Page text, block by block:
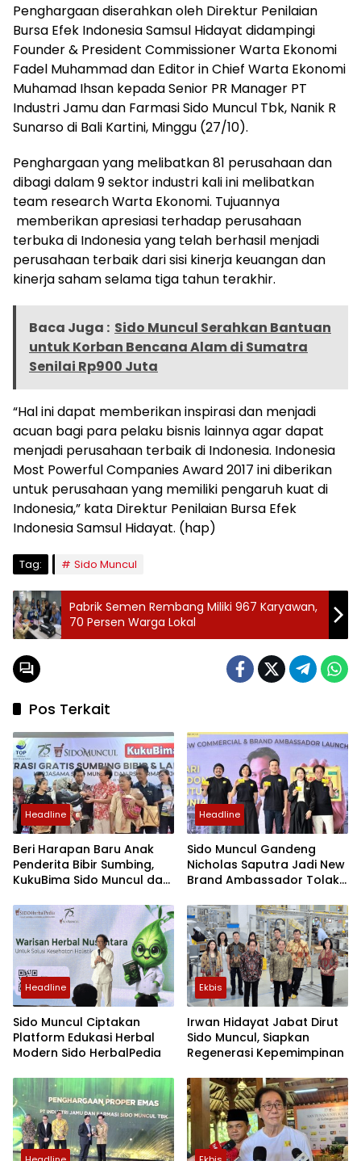
Penghargaan diserahkan oleh Direktur Penilaian
Bursa Efek Indonesia Samsul Hidayat didampingi
Founder & President Commissioner Warta Ekonomi
Fadel Muhammad dan Editor in Chief Warta Ekonomi
Muhamad Ihsan kepada Senior PR Manager PT
Industri Jamu dan Farmasi Sido Muncul Tbk, Nanik R
Sunarso di Bali Kartini, Minggu (27/10).
Penghargaan yang melibatkan 81 perusahaan dan
dibagi dalam 9 sektor industri kali ini melibatkan
team research Warta Ekonomi. Tujuannya
memberikan apresiasi terhadap perusahaan
terbuka di Indonesia yang telah berhasil menjadi
perusahaan terbaik dari sisi kinerja keuangan dan
kinerja saham selama tiga tahun terakhir.
Baca Juga : Sido Muncul Serahkan Bantuan
untuk Korban Bencana Alam di Sumatra
Senilai Rp900 Juta
“Hal ini dapat memberikan inspirasi dan menjadi
acuan bagi para pelaku bisnis lainnya agar dapat
menjadi perusahaan terbaik di Indonesia. Indonesia
Most Powerful Companies Award 2017 ini diberikan
untuk perusahaan yang memiliki pengaruh kuat di
Indonesia,” kata Direktur Penilaian Bursa Efek
Indonesia Samsul Hidayat. (hap)
Tag: Sido Muncul
Pabrik Semen Rembang Miliki 967 Karyawan,
70 Persen Warga Lokal
Pos Terkait
Headline
Beri Harapan Baru Anak
Penderita Bibir Sumbing,
KukuBima Sido Muncul dan
Operasi Gratis
Headline
Sido Muncul Gandeng
Nicholas Saputra Jadi New
Brand Ambassador Tolak
Headline
Sido Muncul Ciptakan
Platform Edukasi Herbal
Modern Sido HerbalPedia
Ekbis
Irwan Hidayat Jabat Dirut
Sido Muncul, Siapkan
Regenerasi Kepemimpinan